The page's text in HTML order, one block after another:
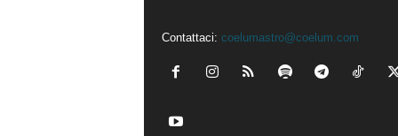
Contattaci: coelumastro@coelum.com